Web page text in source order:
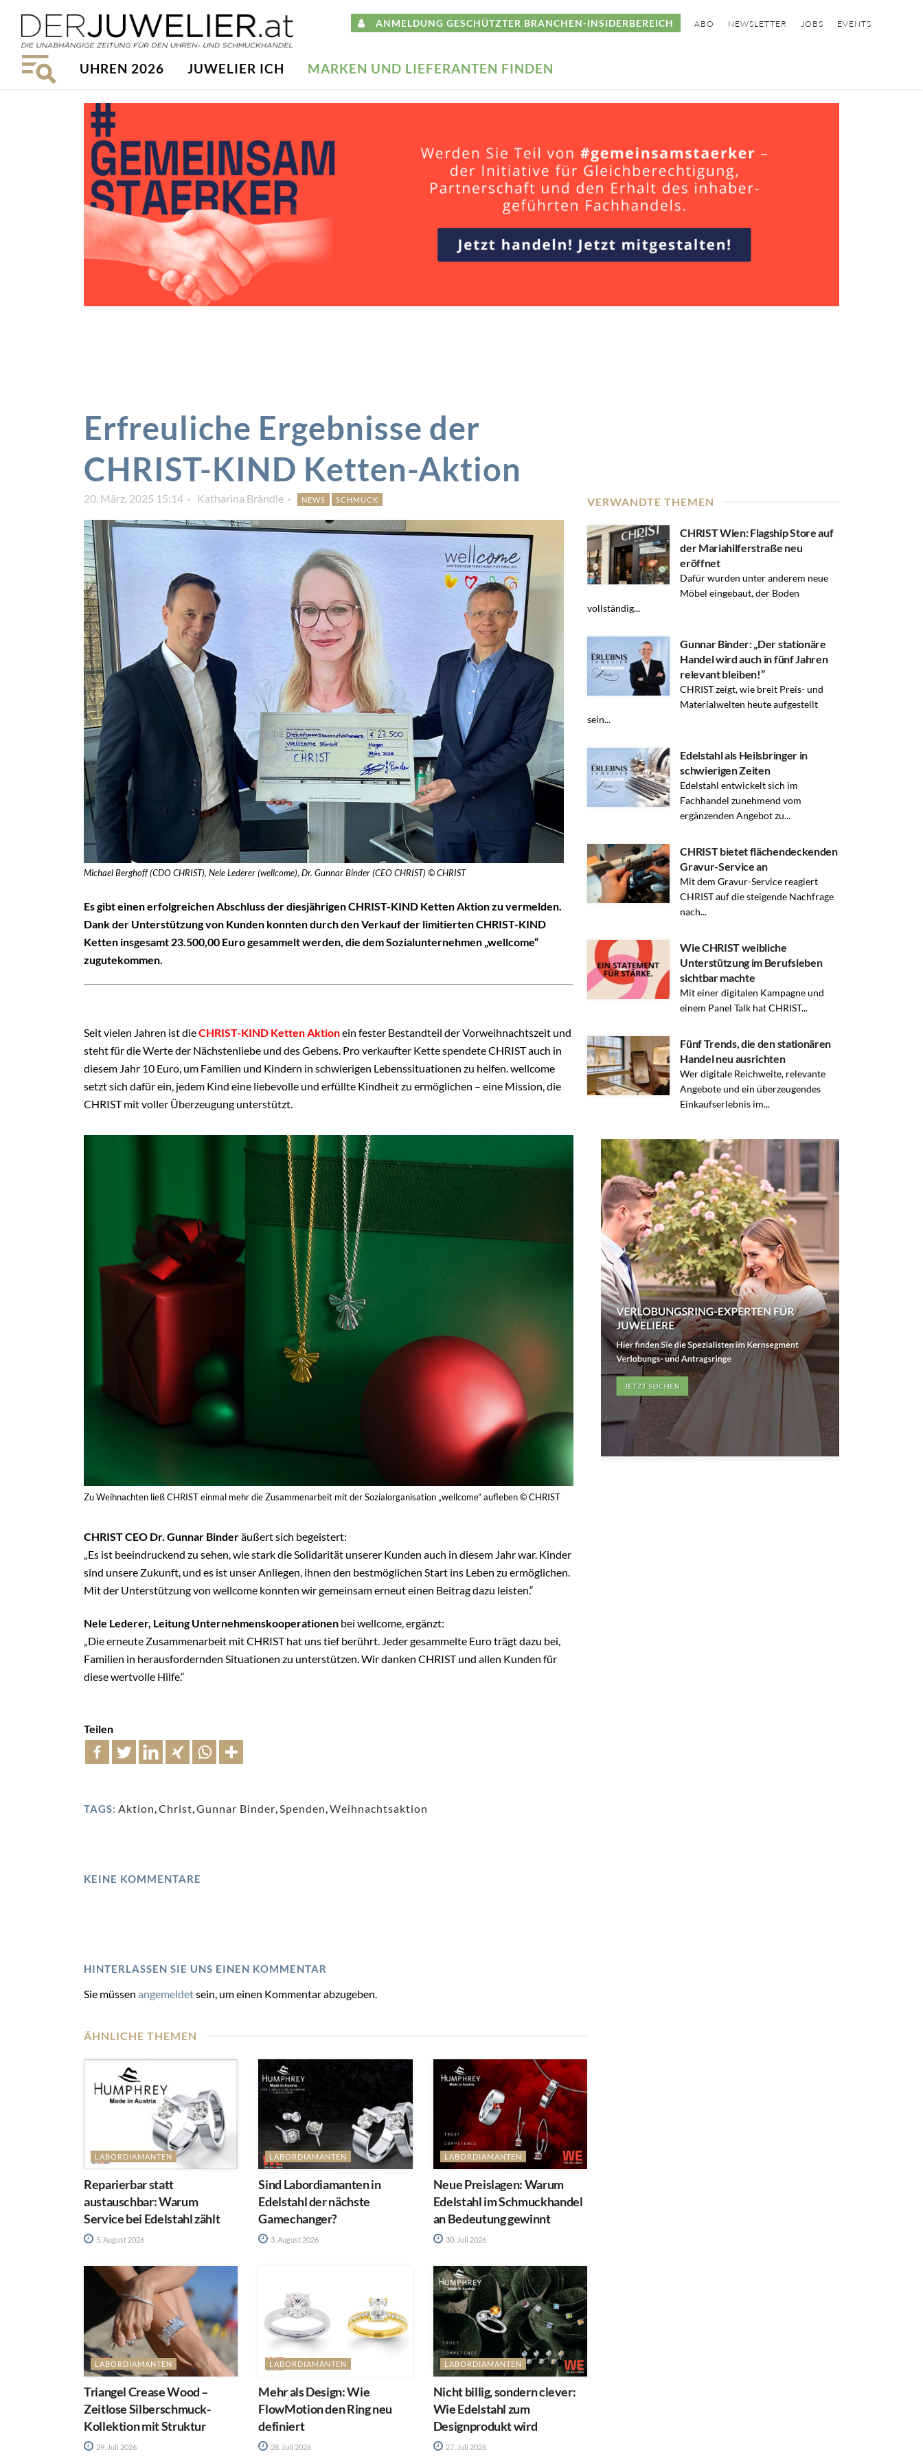
ANMELDUNG GESCHÜTZTER BRANCHEN-INSIDERBEREICH ABO NEWSLETTER JOBS EVENTS
UHREN 2026 JUWELIER ICH MARKEN UND LIEFERANTEN FINDEN
Erfreuliche Ergebnisse der
CHRIST-KIND Ketten-Aktion
20. März. 2025 15:14 Katharina Brändle NEWS SCHMUCK
Michael Berghoff (CDO CHRIST), Nele Lederer (wellcome), Dr. Gunnar Binder (CEO CHRIST) © CHRIST
Es gibt einen erfolgreichen Abschluss der diesjährigen CHRIST-KIND Ketten Aktion zu vermelden.
Dank der Unterstützung von Kunden konnten durch den Verkauf der limitierten CHRIST-KIND
Ketten insgesamt 23.500,00 Euro gesammelt werden, die dem Sozialunternehmen „wellcome“
zugutekommen.
Seit vielen Jahren ist dieCHRIST-KIND Ketten Aktionein fester Bestandteil der Vorweihnachtszeit und
steht für die Werte der Nächstenliebe und des Gebens. Pro verkaufter Kette spendete CHRIST auch in
diesem Jahr 10 Euro, um Familien und Kindern in schwierigen Lebenssituationen zu helfen. wellcome
setzt sich dafür ein, jedem Kind eine liebevolle und erfüllte Kindheit zu ermöglichen – eine Mission, die
CHRIST mit voller Überzeugung unterstützt.
Zu Weihnachten ließ CHRIST einmal mehr die Zusammenarbeit mit der Sozialorganisation „wellcome” aufleben © CHRIST
CHRIST CEO Dr. Gunnar Binderäußert sich begeistert:
„Es ist beeindruckend zu sehen, wie stark die Solidarität unserer Kunden auch in diesem Jahr war. Kinder
sind unsere Zukunft, und es ist unser Anliegen, ihnen den bestmöglichen Start ins Leben zu ermöglichen.
Mit der Unterstützung von wellcome konnten wir gemeinsam erneut einen Beitrag dazu leisten.“
Nele Lederer, Leitung Unternehmenskooperationen bei wellcome, ergänzt:
„Die erneute Zusammenarbeit mit CHRIST hat uns tief berührt. Jeder gesammelte Euro trägt dazu bei,
Familien in herausfordernden Situationen zu unterstützen. Wir danken CHRIST und allen Kunden für
diese wertvolle Hilfe.“
Teilen
TAGS: Aktion Christ Gunnar Binder Spenden Weihnachtsaktion
KEINE KOMMENTARE
HINTERLASSEN SIE UNS EINEN KOMMENTAR
Sie müssen angemeldetsein, um einen Kommentar abzugeben.
VERWANDTE THEMEN
CHRIST Wien: Flagship Store auf
der Mariahilferstraße neu
eröffnet
Dafür wurden unter anderem neue
Möbel eingebaut, der Boden
vollständig...
Gunnar Binder: „Der stationäre
Handel wird auch in fünf Jahren
relevant bleiben!”
CHRIST zeigt, wie breit Preis- und
Materialwelten heute aufgestellt
sein...
Edelstahl als Heilsbringer in
schwierigen Zeiten
Edelstahl entwickelt sich im
Fachhandel zunehmend vom
ergänzenden Angebot zu...
CHRIST bietet flächendeckenden
Gravur-Service an
Mit dem Gravur-Service reagiert
CHRIST auf die steigende Nachfrage
nach...
Wie CHRIST weibliche
Unterstützung im Berufsleben
sichtbar machte
Mit einer digitalen Kampagne und
einem Panel Talk hat CHRIST...
Fünf Trends, die den stationären
Handel neu ausrichten
Wer digitale Reichweite, relevante
Angebote und ein überzeugendes
Einkaufserlebnis im...
ÄHNLICHE THEMEN
LABORDIAMANTEN
Reparierbar statt
austauschbar: Warum
Service bei Edelstahl zählt
5. August 2026
LABORDIAMANTEN
Sind Labordiamanten in
Edelstahl der nächste
Gamechanger?
3. August 2026
LABORDIAMANTEN
Neue Preislagen: Warum
Edelstahl im Schmuckhandel
an Bedeutung gewinnt
30. Juli 2026
LABORDIAMANTEN
Triangel Crease Wood –
Zeitlose Silberschmuck-
Kollektion mit Struktur
29. Juli 2026
LABORDIAMANTEN
Mehr als Design: Wie
FlowMotion den Ring neu
definiert
28. Juli 2026
LABORDIAMANTEN
Nicht billig, sondern clever:
Wie Edelstahl zum
Designprodukt wird
27. Juli 2026